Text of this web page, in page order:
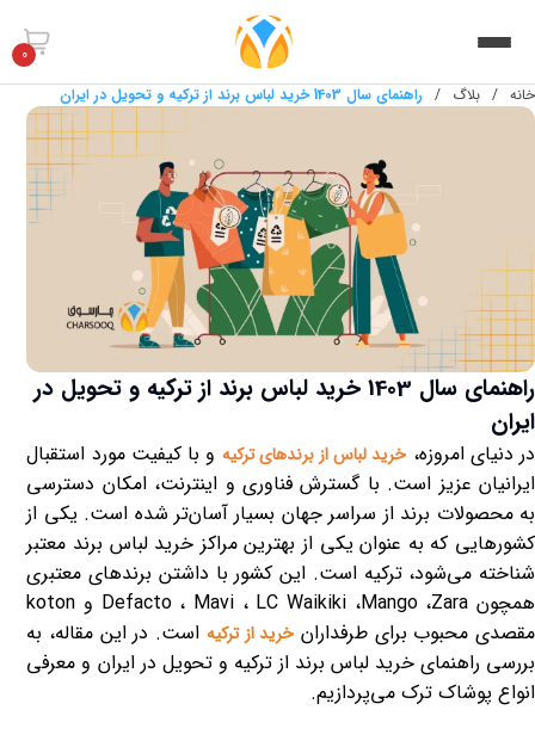
0
خانه / بلاگ / راهنمای سال 1403 خرید لباس برند از ترکیه و تحویل در ایران
راهنمای سال 1403 خرید لباس برند از ترکیه و تحویل در
ایران
در دنیای امروزه، خرید لباس از برندهای ترکیه و با کیفیت مورد استقبال
ایرانیان عزیز است. با گسترش فناوری و اینترنت، امکان دسترسی
به محصولات برند از سراسر جهان بسیار آسان‌تر شده است. یکی از
کشورهایی که به عنوان یکی از بهترین مراکز خرید لباس برند معتبر
شناخته می‌شود، ترکیه است. این کشور با داشتن برندهای معتبری
همچون Zara،Mango، LC Waikiki ، Mavi ،Defacto و koton
مقصدی محبوب برای طرفداران خرید از ترکیه است. در این مقاله، به
بررسی راهنمای خرید لباس برند از ترکیه و تحویل در ایران و معرفی
انواع پوشاک ترک می‌پردازیم.